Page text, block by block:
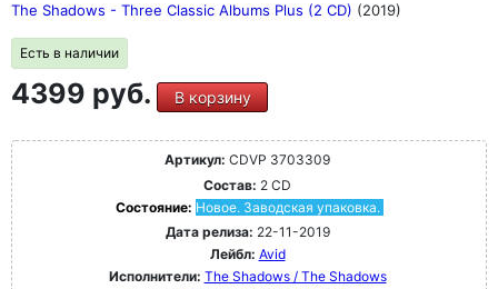
The Shadows - Three Classic Albums Plus (2 CD) (2019)
Есть в наличии
4399 руб. В корзину
Артикул: CDVP 3703309
Состав: 2 CD
Состояние: Новое. Заводская упаковка.
Дата релиза: 22-11-2019
Лейбл: Avid
Исполнители: The Shadows / The Shadows